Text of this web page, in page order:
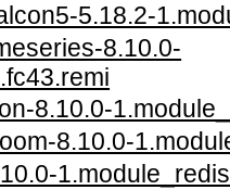
5.18.2-
8.10.0-
8.10.0-
8.10.0-